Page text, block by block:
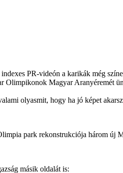
PR-videón a karikák még
Olimpikonok Magyar Aranyéremét
olyasmit, hogy ha jó képet
park rekonstrukciója három új
másik oldalát is: